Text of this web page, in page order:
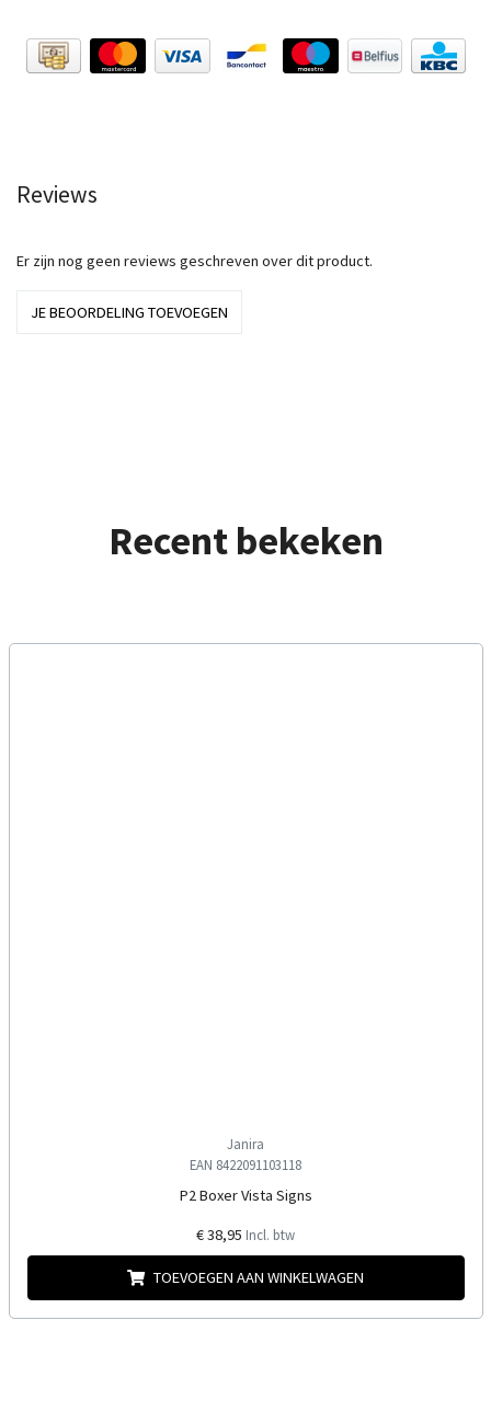
Reviews
Er zijn nog geen reviews geschreven over dit product.
JE BEOORDELING TOEVOEGEN
Recent bekeken
Janira
EAN 8422091103118
P2 Boxer Vista Signs
€ 38,95 Incl. btw
TOEVOEGEN AAN WINKELWAGEN